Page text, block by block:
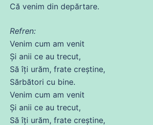
Că venim din depărtare.
Refren:
Venim cum am venit
Și anii ce au trecut,
Să îți urăm, frate creștine,
Sărbători cu bine.
Venim cum am venit
Și anii ce au trecut,
Să îți urăm, frate creștine,